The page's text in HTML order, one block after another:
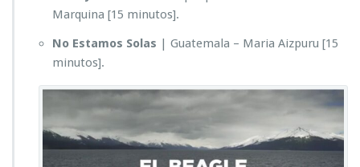
Marquina [15 minutos].
No Estamos Solas | Guatemala – Maria Aizpuru [15
minutos].